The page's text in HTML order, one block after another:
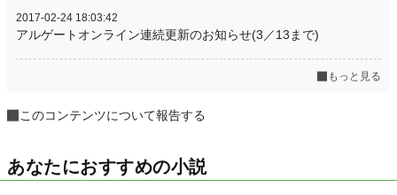
2017-02-24 18:03:42
アルゲートオンライン連続更新のお知らせ(3／13まで)
もっと見る
このコンテンツについて報告する
あなたにおすすめの小説